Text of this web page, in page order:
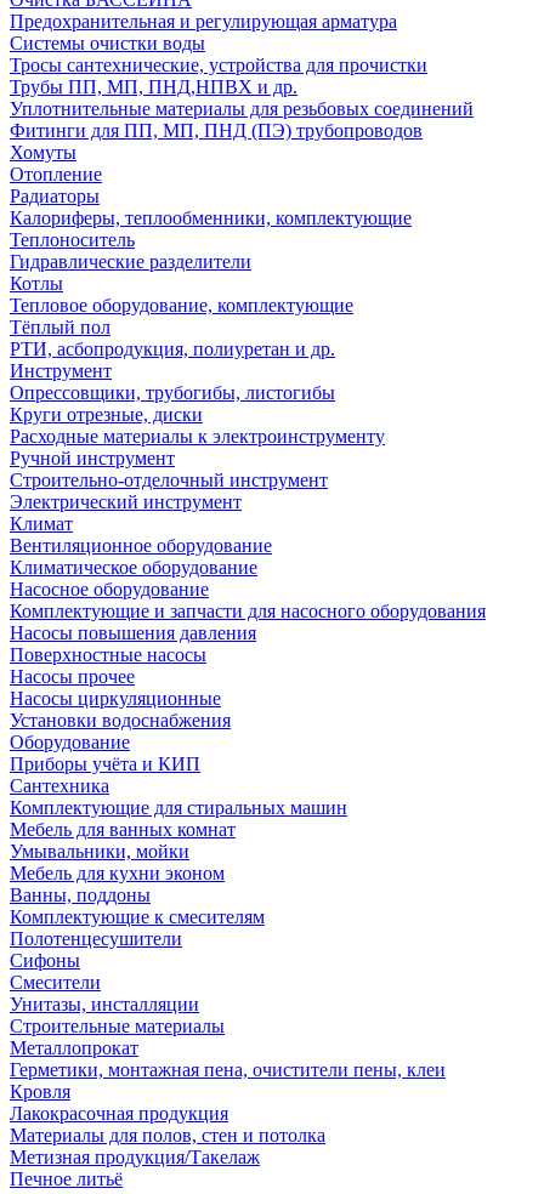
Предохранительная и регулирующая арматура
Системы очистки воды
Тросы сантехнические, устройства для прочистки
Трубы ПП, МП, ПНД,НПВХ и др.
Уплотнительные материалы для резьбовых соединений
Фитинги для ПП, МП, ПНД (ПЭ) трубопроводов
Хомуты
Отопление
Радиаторы
Калориферы, теплообменники, комплектующие
Теплоноситель
Гидравлические разделители
Котлы
Тепловое оборудование, комплектующие
Тёплый пол
РТИ, асбопродукция, полиуретан и др.
Инструмент
Опрессовщики, трубогибы, листогибы
Круги отрезные, диски
Расходные материалы к электроинструменту
Ручной инструмент
Строительно-отделочный инструмент
Электрический инструмент
Климат
Вентиляционное оборудование
Климатическое оборудование
Насосное оборудование
Комплектующие и запчасти для насосного оборудования
Насосы повышения давления
Поверхностные насосы
Насосы прочее
Насосы циркуляционные
Установки водоснабжения
Оборудование
Приборы учёта и КИП
Сантехника
Комплектующие для стиральных машин
Мебель для ванных комнат
Умывальники, мойки
Мебель для кухни эконом
Ванны, поддоны
Комплектующие к смесителям
Полотенцесушители
Сифоны
Смесители
Унитазы, инсталляции
Строительные материалы
Металлопрокат
Герметики, монтажная пена, очистители пены, клеи
Кровля
Лакокрасочная продукция
Материалы для полов, стен и потолка
Метизная продукция/Такелаж
Печное литьё